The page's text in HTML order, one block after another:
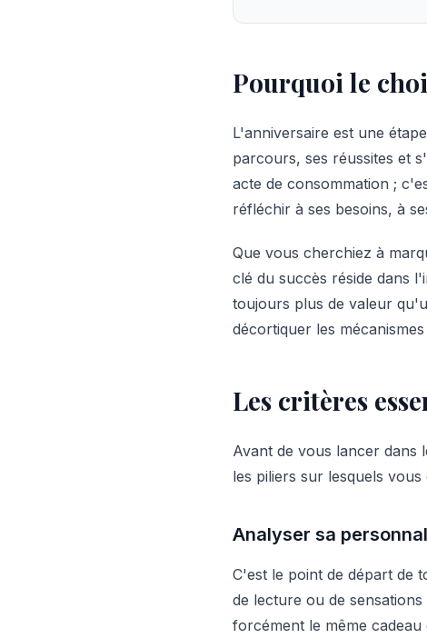
Pourquoi le
L'anniversaire est une
parcours, ses réussites et
acte de consommation ;
réfléchir à ses besoins, à
Que vous cherchiez à
clé du succès réside dans
toujours plus de valeur
décortiquer les
Les critères
Avant de vous lancer dans
les piliers sur lesquels
Analyser sa
C'est le point de départ de
de lecture ou de
forcément le même